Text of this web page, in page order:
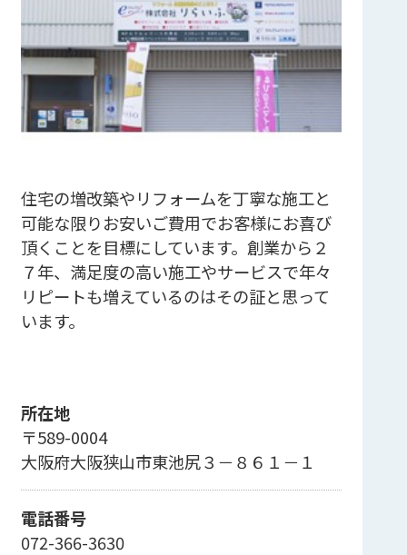
住宅の増改築やリフォームを丁寧な施工と
可能な限りお安いご費用でお客様にお喜び
頂くことを目標にしています。創業から２
７年、満足度の高い施工やサービスで年々
リピートも増えているのはその証と思って
います。
所在地
〒589-0004
大阪府大阪狭山市東池尻３－８６１－１
電話番号
072-366-3630